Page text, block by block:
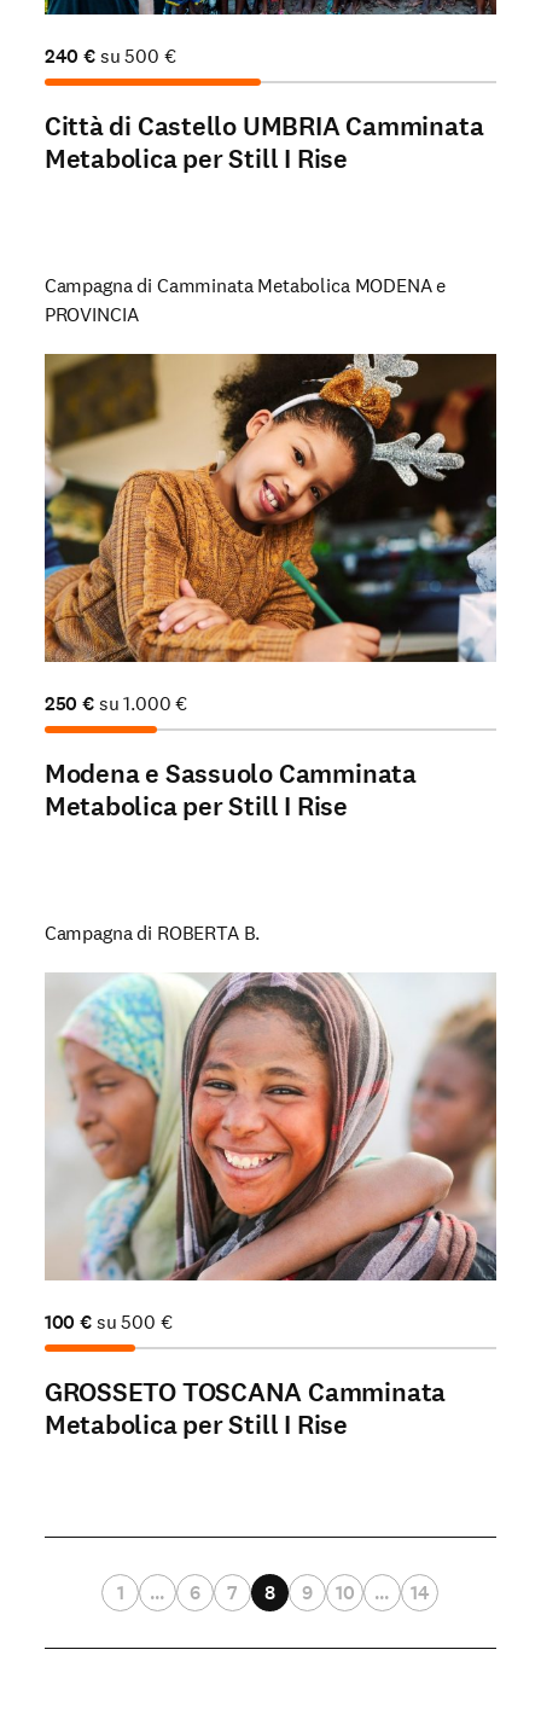
240€su500 €
Città di Castello UMBRIA Camminata
Metabolica per Still I Rise
Campagna di Camminata Metabolica MODENA e
PROVINCIA
250€su1.000€
Modena e Sassuolo Camminata
Metabolica per Still I Rise
Campagna di ROBERTA B.
100€su500 €
GROSSETO TOSCANA Camminata
Metabolica per Still I Rise
1 … 6 7 8 9 10 … 14